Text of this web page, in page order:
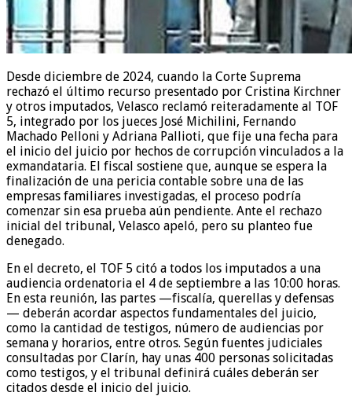
Desde diciembre de 2024, cuando la Corte Suprema
rechazó el último recurso presentado por Cristina Kirchner
y otros imputados, Velasco reclamó reiteradamente al TOF
5, integrado por los jueces José Michilini, Fernando
Machado Pelloni y Adriana Pallioti, que fije una fecha para
el inicio del juicio por hechos de corrupción vinculados a la
exmandataria. El fiscal sostiene que, aunque se espera la
finalización de una pericia contable sobre una de las
empresas familiares investigadas, el proceso podría
comenzar sin esa prueba aún pendiente. Ante el rechazo
inicial del tribunal, Velasco apeló, pero su planteo fue
denegado.
En el decreto, el TOF 5 citó a todos los imputados a una
audiencia ordenatoria el 4 de septiembre a las 10:00 horas.
En esta reunión, las partes —fiscalía, querellas y defensas
— deberán acordar aspectos fundamentales del juicio,
como la cantidad de testigos, número de audiencias por
semana y horarios, entre otros. Según fuentes judiciales
consultadas por Clarín, hay unas 400 personas solicitadas
como testigos, y el tribunal definirá cuáles deberán ser
citados desde el inicio del juicio.